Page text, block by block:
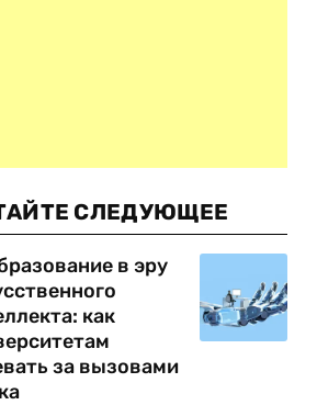
СЛЕДУЮЩЕЕ
в эру
как
за вызовами